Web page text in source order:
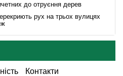
до отруєння дерев
рух на трьох вулицях
Контакти